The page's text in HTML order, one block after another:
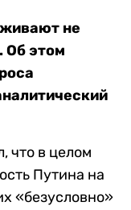
не
Об этом
что в целом
Путина на
«безусловно»